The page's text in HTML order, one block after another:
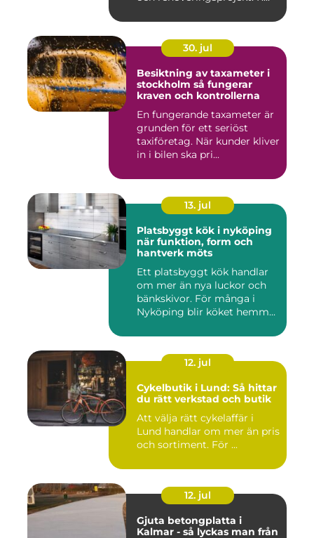
30. jul
Besiktning av taxameter i
stockholm så fungerar
kraven och kontrollerna
En fungerande taxameter är
grunden för ett seriöst
taxiföretag. När kunder kliver
in i bilen ska pri...
13. jul
Platsbyggt kök i nyköping
när funktion, form och
hantverk möts
Ett platsbyggt kök handlar
om mer än nya luckor och
bänkskivor. För många i
Nyköping blir köket hemm...
12. jul
Cykelbutik i Lund: Så hittar
du rätt verkstad och butik
Att välja rätt cykelaffär i
Lund handlar om mer än pris
och sortiment. För ...
12. jul
Gjuta betongplatta i
Kalmar - så lyckas man från